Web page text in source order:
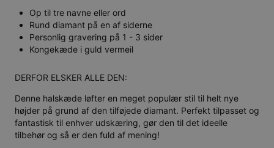
Op til tre navne eller ord
Rund diamant på en af siderne
Personlig gravering på 1 - 3 sider
Kongekæde i guld vermeil
DERFOR ELSKER ALLE DEN:
Denne halskæde løfter en meget populær stil til helt nye
højder på grund af den tilføjede diamant. Perfekt tilpasset og
fantastisk til enhver udskæring, gør den til det ideelle
tilbehør og så er den fuld af mening!